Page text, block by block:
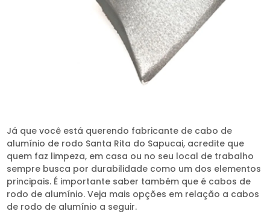
Já que você está querendo fabricante de cabo de
alumínio de rodo Santa Rita do Sapucai, acredite que
quem faz limpeza, em casa ou no seu local de trabalho
sempre busca por durabilidade como um dos elementos
principais. É importante saber também que é cabos de
rodo de alumínio. Veja mais opções em relação a cabos
de rodo de alumínio a seguir.